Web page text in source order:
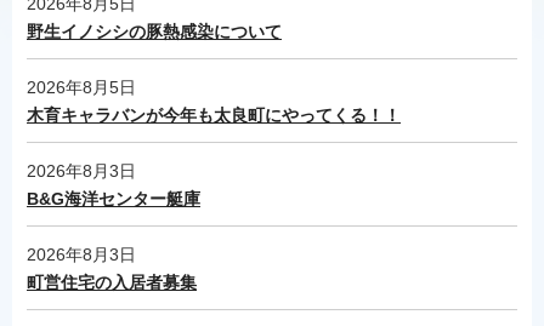
野生イノシシの豚熱感染について
2026年8月5日
木育キャラバンが今年も太良町にやってくる！！
2026年8月3日
B&G海洋センター艇庫
2026年8月3日
町営住宅の入居者募集